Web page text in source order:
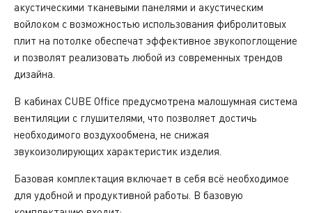
акустическими тканевыми панелями и акустическим
войлоком с возможностью использования фибролитовых
плит на потолке обеспечат эффективное звукопоглощение
и позволят реализовать любой из современных трендов
дизайна.
В кабинах CUBE Office предусмотрена малошумная система
вентиляции с глушителями, что позволяет достичь
необходимого воздухообмена, не снижая
звукоизолирующих характеристик изделия.
Базовая комплектация включает в себя всё необходимое
для удобной и продуктивной работы. В базовую